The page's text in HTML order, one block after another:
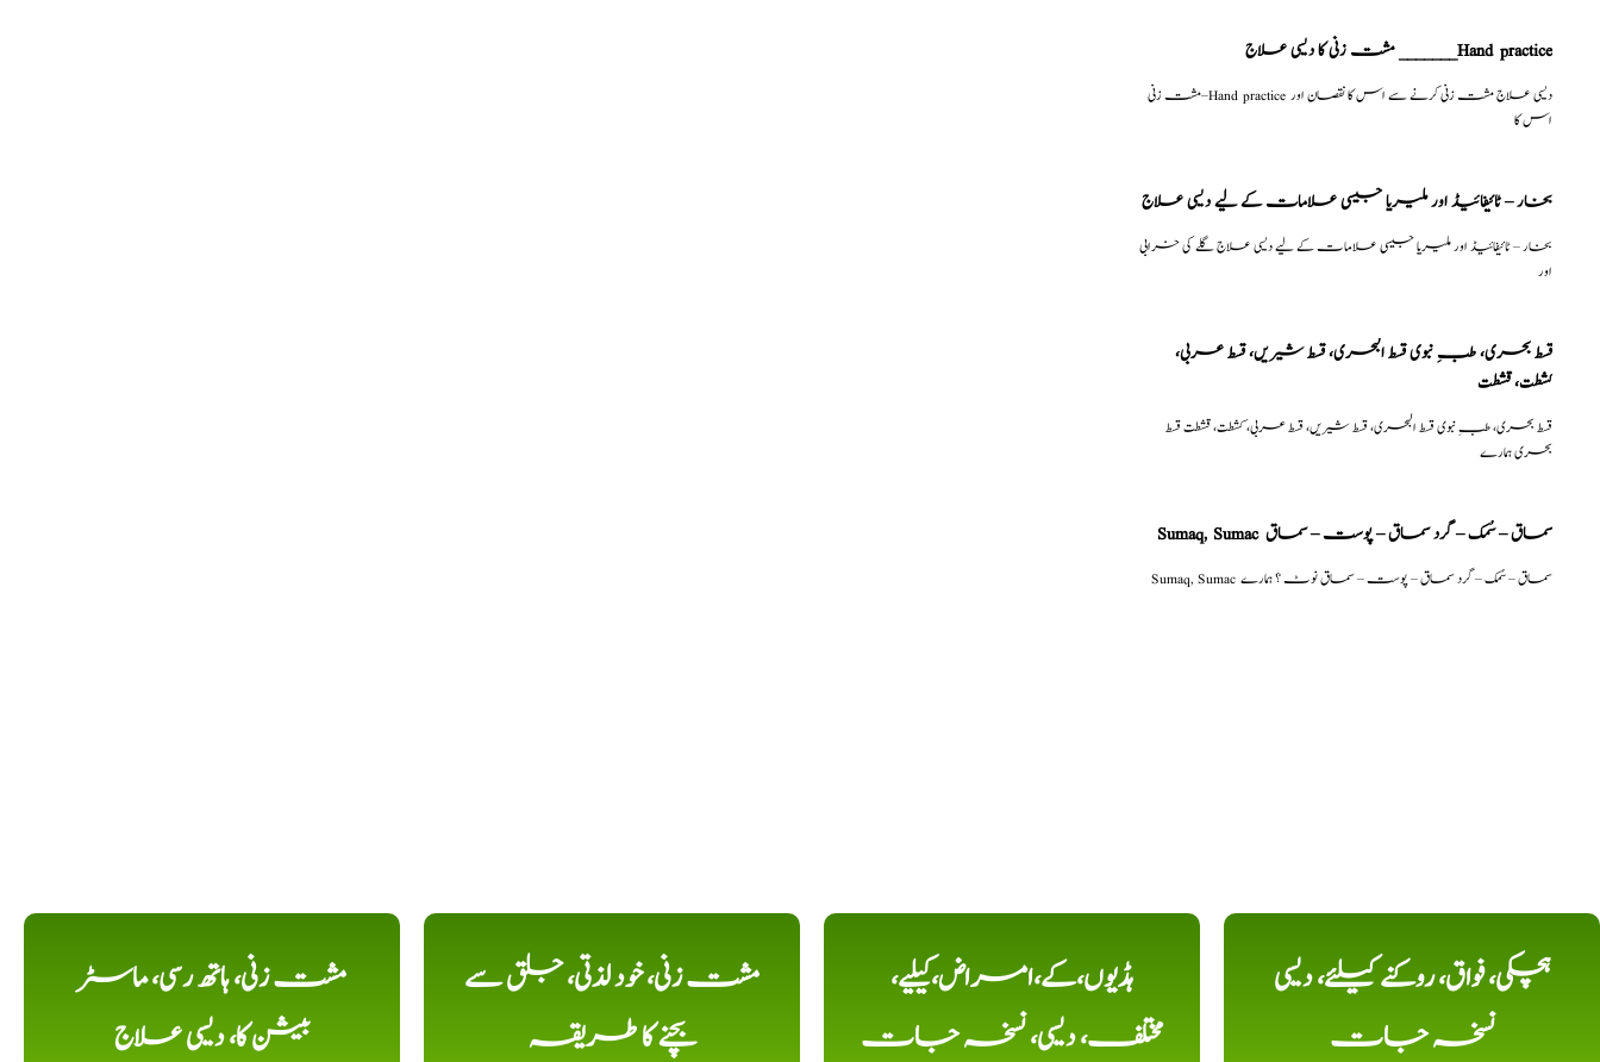
مشت زنی کا دیسی علاج _______Hand practice
مشت زنی–Hand practice دیسی علاج مشت زنی کرنے سے اس کا نقصان اور
اس کا
بخار – ٹائیفائیڈ اور ملیریا جیسی علامات کے لیے دیسی علاج
بخار – ٹائیفائیڈ اور ملیریا جیسی علامات کے لیے دیسی علاج گلے کی خرابی
اور
قسط بحری، طبِ نبوی قسط البحری، قسط شیریں، قسط عربی،
كشطت، قشطت
بحری ہمارے
Sumaq, Sumac سماق – سُمک – گرد سماق – پوست – سماق
Sumaq, Sumac سماق – سُمک – گرد سماق – پوست – سماق نوٹ ؟ ہمارے
مشت زنی، ہاتھ رسی، ماسٹر
بیشن کا، دیسی علاج
مشت زنی، خود لذتی، جلق سے
بچنے کا طریقہ
ہڈیوں،کے،امراض،کیلیے،
مختلف، دیسی، نسخہ جات
ہچکی، فواق، روکنے کیلئے، دیسی
نسخہ جات